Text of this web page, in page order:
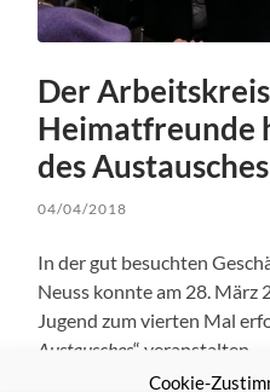
Cookie-
Der
Heimatfreunde
des
04/04/2018
In der gut besuchten
Neuss konnte am 28. März
Jugend zum vierten Mal
Austausches“ veranstalten.